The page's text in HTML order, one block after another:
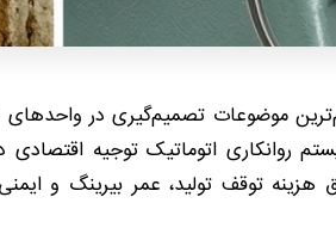
موضوعات تصمیم‌گیری در
روانکاری اتوماتیک توجیه
توقف تولید، عمر بیرینگ و